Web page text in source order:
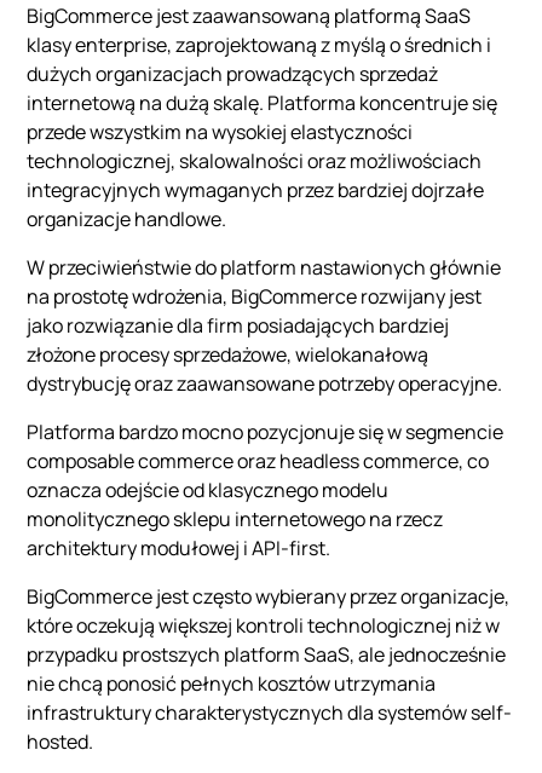
BigCommerce jest zaawansowaną platformą SaaS
klasy enterprise, zaprojektowaną z myślą o średnich i
dużych organizacjach prowadzących sprzedaż
internetową na dużą skalę. Platforma koncentruje się
przede wszystkim na wysokiej elastyczności
technologicznej, skalowalności oraz możliwościach
integracyjnych wymaganych przez bardziej dojrzałe
organizacje handlowe.
W przeciwieństwie do platform nastawionych głównie
na prostotę wdrożenia, BigCommerce rozwijany jest
jako rozwiązanie dla firm posiadających bardziej
złożone procesy sprzedażowe, wielokanałową
dystrybucję oraz zaawansowane potrzeby operacyjne.
Platforma bardzo mocno pozycjonuje się w segmencie
composable commerce oraz headless commerce, co
oznacza odejście od klasycznego modelu
monolitycznego sklepu internetowego na rzecz
architektury modułowej i API-first.
BigCommerce jest często wybierany przez organizacje,
które oczekują większej kontroli technologicznej niż w
przypadku prostszych platform SaaS, ale jednocześnie
nie chcą ponosić pełnych kosztów utrzymania
infrastruktury charakterystycznych dla systemów self-
hosted.